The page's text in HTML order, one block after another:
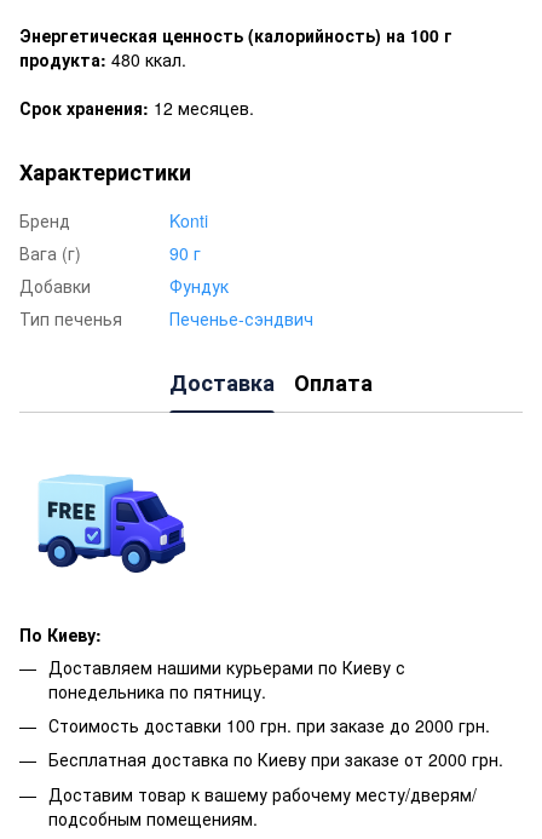
Энергетическая ценность (калорийность) на 100 г
продукта: 480 ккал.
Срок хранения: 12 месяцев.
Характеристики
Бренд
Konti
Вага (г)
90 г
Добавки
Фундук
Тип печенья
Печенье-сэндвич
Доставка Оплата
По Киеву:
Доставляем нашими курьерами по Киеву с
понедельника по пятницу.
Стоимость доставки 100 грн. при заказе до 2000 грн.
Бесплатная доставка по Киеву при заказе от 2000 грн.
Доставим товар к вашему рабочему месту/дверям/
подсобным помещениям.